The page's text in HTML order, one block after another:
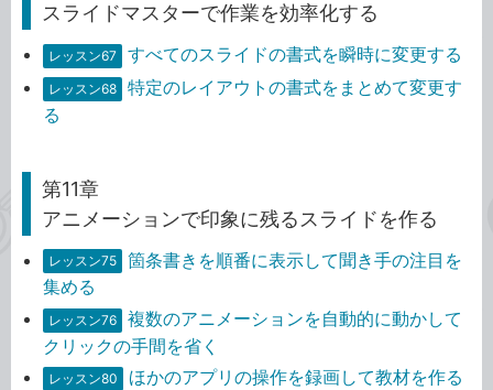
スライドマスターで作業を効率化する
レッスン67 すべてのスライドの書式を瞬時に変更する
レッスン68
特定のレイアウトの書式をまとめて変更す
る
第11章
アニメーションで印象に残るスライドを作る
レッスン75
箇条書きを順番に表示して聞き手の注目を
集める
レッスン76
複数のアニメーションを自動的に動かして
クリックの手間を省く
レッスン80 ほかのアプリの操作を録画して教材を作る